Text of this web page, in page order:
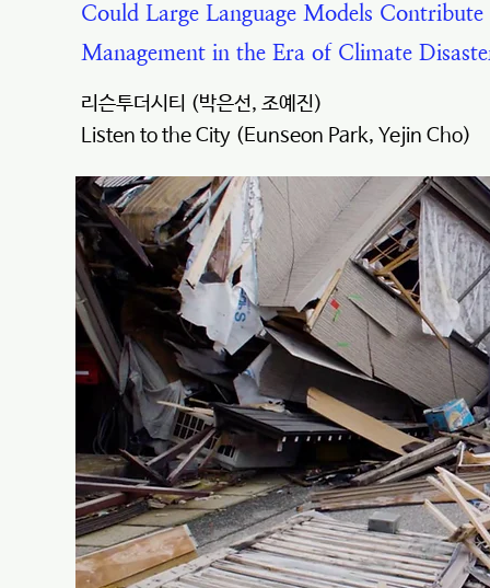
Could Large Language Models
Management in the Era of Climate
리슨투더시티 (박은선, 조예진)
Listen to the City (Eunseon Park, Yejin Cho)